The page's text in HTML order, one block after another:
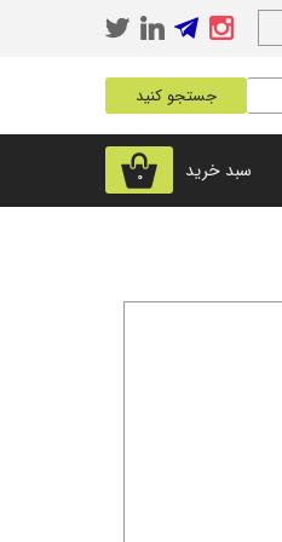
جستجو کنید
۰ سبد خرید